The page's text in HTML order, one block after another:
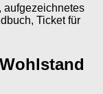
aufgezeichnetes
Ticket für